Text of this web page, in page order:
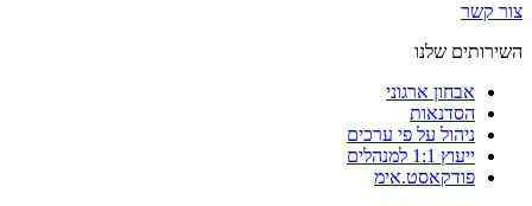
צור קשר
השירותים שלנו
אבחון ארגוני
הסדנאות
ניהול על פי ערכים
ייעוץ 1:1 למנהלים
פודקאסט.אימ